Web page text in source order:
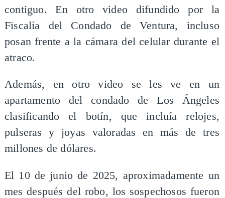
contiguo. En otro video difundido por la
Fiscalía del Condado de Ventura, incluso
posan frente a la cámara del celular durante el
atraco.
Además, en otro video se les ve en un
apartamento del condado de Los Ángeles
clasificando el botín, que incluía relojes,
pulseras y joyas valoradas en más de tres
millones de dólares.
El 10 de junio de 2025, aproximadamente un
mes después del robo, los sospechosos fueron